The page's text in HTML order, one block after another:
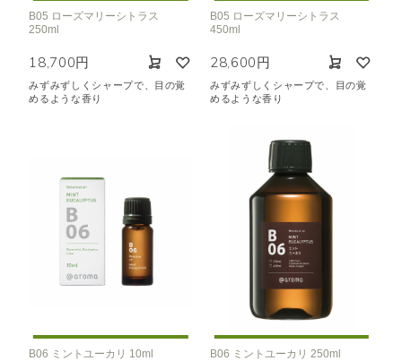
B05 ローズマリーシトラス
250ml
18,700円
みずみずしくシャープで、目の覚
めるような香り
B05 ローズマリーシトラス
450ml
28,600円
みずみずしくシャープで、目の覚
めるような香り
B06 ミントユーカリ 10ml B06 ミントユーカリ 250ml